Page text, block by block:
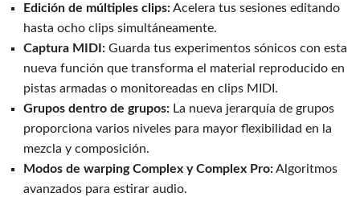
Edición de múltiples clips:Acelera tus sesiones editando
hasta ocho clips simultáneamente.
Captura MIDI: Guarda tus experimentos sónicos con esta
nueva función que transforma el material reproducido en
pistas armadas o monitoreadas en clips MIDI.
Grupos dentro de grupos: La nueva jerarquía de grupos
proporciona varios niveles para mayor flexibilidad en la
mezcla y composición.
Modos de warping Complex y Complex Pro:Algoritmos
avanzados para estirar audio.